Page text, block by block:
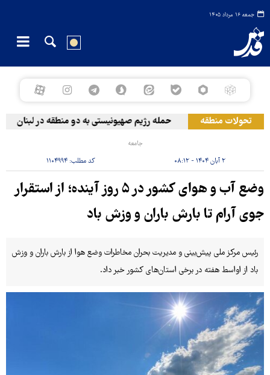
جمعه ۱۶ مرداد ۱۴۰۵
تحولات منطقه حمله رژیم صهیونیستی به دو منطقه در لبنان
جامعه
۲ آبان ۱۴۰۴ - ۰۸:۱۲ کد مطلب:۱۱۰۴۹۹۴
وضع آب و هوای کشور در ۵ روز آینده؛ از استقرار
جوی آرام تا بارش باران و وزش باد
رئیس مرکز ملی پیش‌بینی و مدیریت بحران مخاطرات وضع هوا از بارش باران و وزش
باد از اواسط هفته در برخی استان‌های کشور خبر داد.